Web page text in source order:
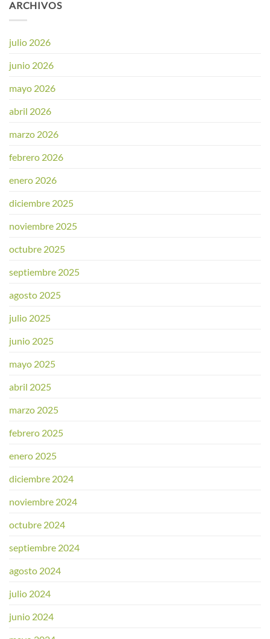
ARCHIVOS
julio 2026
junio 2026
mayo 2026
abril 2026
marzo 2026
febrero 2026
enero 2026
diciembre 2025
noviembre 2025
octubre 2025
septiembre 2025
agosto 2025
julio 2025
junio 2025
mayo 2025
abril 2025
marzo 2025
febrero 2025
enero 2025
diciembre 2024
noviembre 2024
octubre 2024
septiembre 2024
agosto 2024
julio 2024
junio 2024